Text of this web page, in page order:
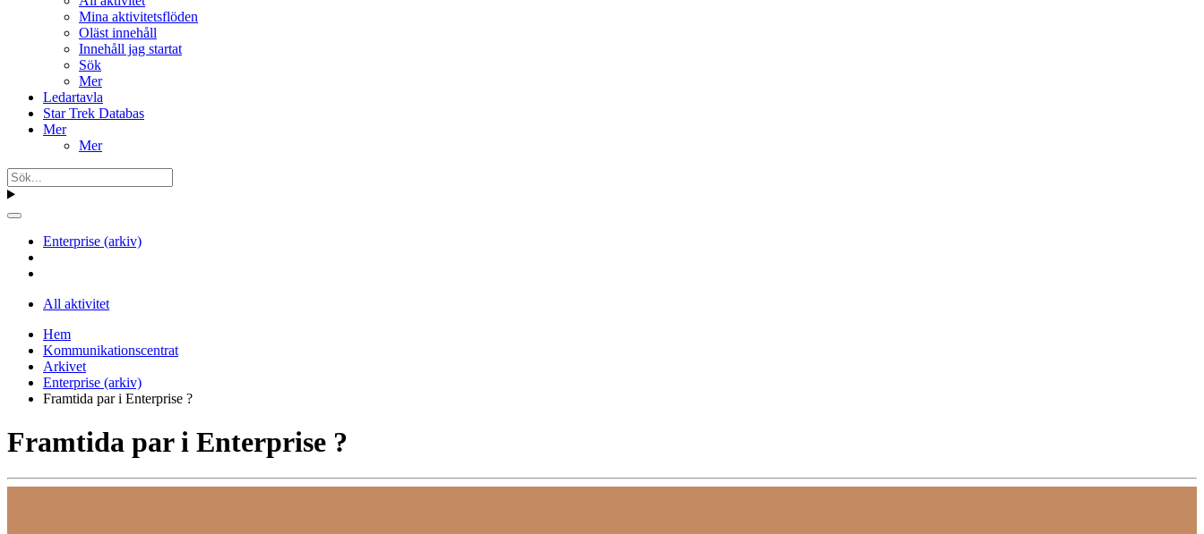
Mina aktivitetsflöden
Oläst innehåll
Innehåll jag startat
Sök
Mer
Ledartavla
Star Trek Databas
Mer
Mer
Enterprise (arkiv)
All aktivitet
Hem
Kommunikationscentrat
Arkivet
Enterprise (arkiv)
Framtida par i Enterprise ?
Framtida par i Enterprise ?